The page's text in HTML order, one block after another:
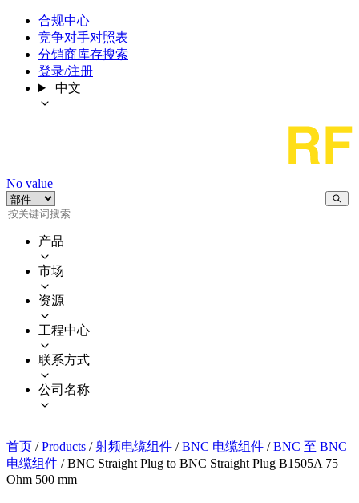
合规中心
竞争对手对照表
分销商库存搜索
登录/注册
中文
No value
产品
市场
资源
工程中心
联系方式
公司名称
首页 / Products / 射频电缆组件 / BNC 电缆组件 / BNC 至 BNC
电缆组件 / BNC Straight Plug to BNC Straight Plug B1505A 75
Ohm 500 mm